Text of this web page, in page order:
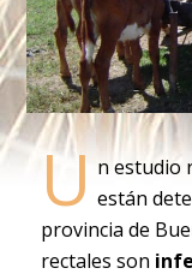
U n estudio
están
provincia de
rectales son